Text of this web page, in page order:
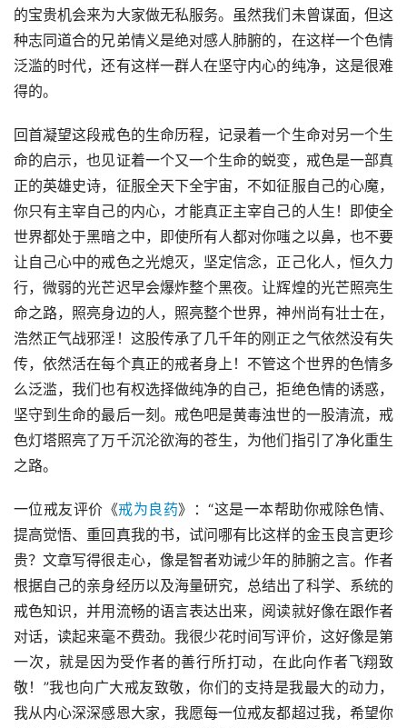
的宝贵机会来为大家做无私服务。虽然我们未曾谋面，但这
种志同道合的兄弟情义是绝对感人肺腑的，在这样一个色情
泛滥的时代，还有这样一群人在坚守内心的纯净，这是很难
得的。
回首凝望这段戒色的生命历程，记录着一个生命对另一个生
命的启示，也见证着一个又一个生命的蜕变，戒色是一部真
正的英雄史诗，征服全天下全宇宙，不如征服自己的心魔，
你只有主宰自己的内心，才能真正主宰自己的人生！即使全
世界都处于黑暗之中，即使所有人都对你嗤之以鼻，也不要
让自己心中的戒色之光熄灭，坚定信念，正己化人，恒久力
行，微弱的光芒迟早会爆炸整个黑夜。让辉煌的光芒照亮生
命之路，照亮身边的人，照亮整个世界，神州尚有壮士在，
浩然正气战邪淫！这股传承了几千年的刚正之气依然没有失
传，依然活在每个真正的戒者身上！不管这个世界的色情多
么泛滥，我们也有权选择做纯净的自己，拒绝色情的诱惑，
坚守到生命的最后一刻。戒色吧是黄毒浊世的一股清流，戒
色灯塔照亮了万千沉沦欲海的苍生，为他们指引了净化重生
之路。
一位戒友评价《戒为良药》：“这是一本帮助你戒除色情、
提高觉悟、重回真我的书，试问哪有比这样的金玉良言更珍
贵？文章写得很走心，像是智者劝诫少年的肺腑之言。作者
根据自己的亲身经历以及海量研究，总结出了科学、系统的
戒色知识，并用流畅的语言表达出来，阅读就好像在跟作者
对话，读起来毫不费劲。我很少花时间写评价，这好像是第
一次，就是因为受作者的善行所打动，在此向作者飞翔致
敬！”我也向广大戒友致敬，你们的支持是我最大的动力，
我从内心深深感恩大家，我愿每一位戒友都超过我，希望你